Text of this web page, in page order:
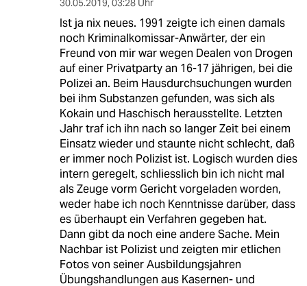
30.05.2019, 03:28 Uhr
Ist ja nix neues. 1991 zeigte ich einen damals
noch Kriminalkomissar-Anwärter, der ein
Freund von mir war wegen Dealen von Drogen
auf einer Privatparty an 16-17 jährigen, bei die
Polizei an. Beim Hausdurchsuchungen wurden
bei ihm Substanzen gefunden, was sich als
Kokain und Haschisch herausstellte. Letzten
Jahr traf ich ihn nach so langer Zeit bei einem
Einsatz wieder und staunte nicht schlecht, daß
er immer noch Polizist ist. Logisch wurden dies
intern geregelt, schliesslich bin ich nicht mal
als Zeuge vorm Gericht vorgeladen worden,
weder habe ich noch Kenntnisse darüber, dass
es überhaupt ein Verfahren gegeben hat.
Dann gibt da noch eine andere Sache. Mein
Nachbar ist Polizist und zeigten mir etlichen
Fotos von seiner Ausbildungsjahren
Übungshandlungen aus Kasernen- und